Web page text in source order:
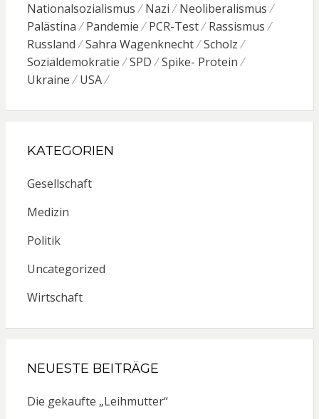
Nationalsozialismus
Nazi
Neoliberalismus
Palästina
Pandemie PCR-Test
Rassismus
Russland
Sahra Wagenknecht
Scholz
Sozialdemokratie
SPD
Spike- Protein
Ukraine
USA
KATEGORIEN
Gesellschaft
Medizin
Politik
Uncategorized
Wirtschaft
NEUESTE BEITRÄGE
Die gekaufte „Leihmutter“